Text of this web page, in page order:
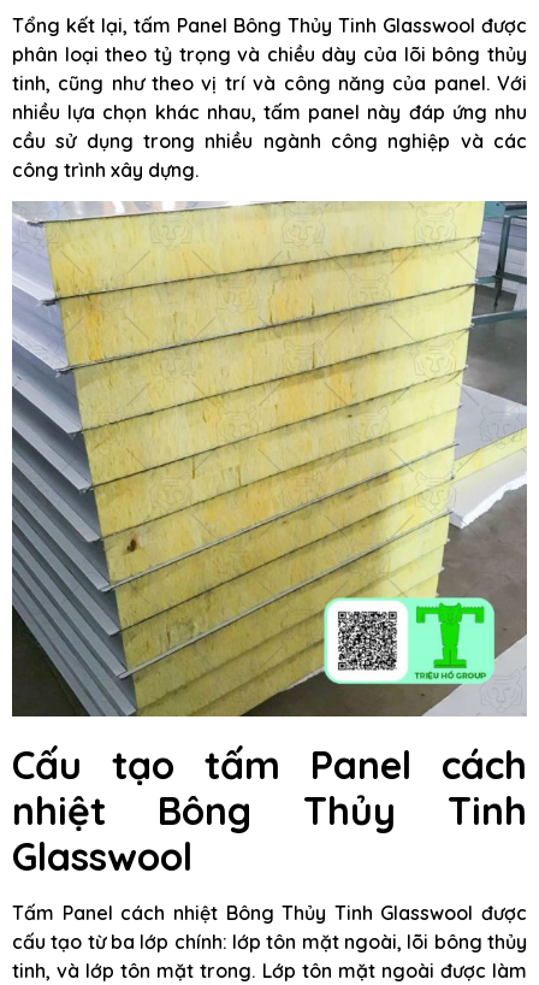
Tổng kết lại, tấm Panel Bông Thủy Tinh Glasswool được
phân loại theo tỷ trọng và chiều dày của lõi bông thủy
tinh, cũng như theo vị trí và công năng của panel. Với
nhiều lựa chọn khác nhau, tấm panel này đáp ứng nhu
cầu sử dụng trong nhiều ngành công nghiệp và các
công trình xây dựng.
Cấu tạo tấm Panel cách
nhiệt Bông Thủy Tinh
Glasswool
Tấm Panel cách nhiệt Bông Thủy Tinh Glasswool được
cấu tạo từ ba lớp chính: lớp tôn mặt ngoài, lõi bông thủy
tinh, và lớp tôn mặt trong. Lớp tôn mặt ngoài được làm